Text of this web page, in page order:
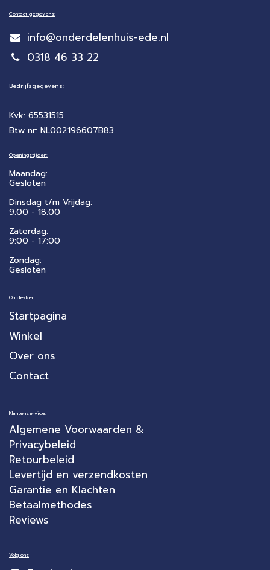
Contact gegevens:
info@onderdelenhuis-ede.nl
0318 46 33 22
Bedrijfsgegevens:
Kvk: 65531515
Btw nr: NL002196607B83
Openingstijden:
Maandag:
Gesloten
Dinsdag t/m Vrijdag:
9:00 - 18:00
Zaterdag:
​9:00 - 17:00
Zondag:
Gesloten
Ontdekken
Startpagina
Winkel
Over ons
Contact
Klantenservice:
Algemene Voorwaarden &
Privacybeleid
Retourbeleid
Levertijd en verzendkosten
Garantie en Klachten
Betaalmethodes
Reviews
Volg ons